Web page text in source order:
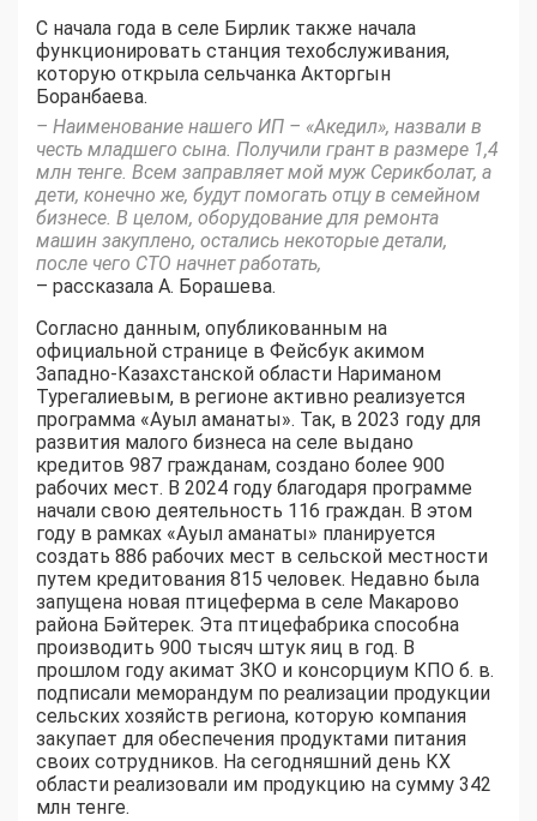
С начала года в селе Бирлик также начала
функционировать станция техобслуживания,
которую открыла сельчанка Акторгын
Боранбаева.
– Наименование нашего ИП – «Акедил», назвали в
честь младшего сына. Получили грант в размере 1,4
млн тенге. Всем заправляет мой муж Серикболат, а
дети, конечно же, будут помогать отцу в семейном
бизнесе. В целом, оборудование для ремонта
машин закуплено, остались некоторые детали,
после чего СТО начнет работать,
– рассказала А. Борашева.
Согласно данным, опубликованным на
официальной странице в Фейсбук акимом
Западно-Казахстанской области Нариманом
Турегалиевым, в регионе активно реализуется
программа «Ауыл аманаты». Так, в 2023 году для
развития малого бизнеса на селе выдано
кредитов 987 гражданам, создано более 900
рабочих мест. В 2024 году благодаря программе
начали свою деятельность 116 граждан. В этом
году в рамках «Ауыл аманаты» планируется
создать 886 рабочих мест в сельской местности
путем кредитования 815 человек. Недавно была
запущена новая птицеферма в селе Макарово
района Бәйтерек. Эта птицефабрика способна
производить 900 тысяч штук яиц в год. В
прошлом году акимат ЗКО и консорциум КПО б. в.
подписали меморандум по реализации продукции
сельских хозяйств региона, которую компания
закупает для обеспечения продуктами питания
своих сотрудников. На сегодняшний день КХ
области реализовали им продукцию на сумму 342
млн тенге.